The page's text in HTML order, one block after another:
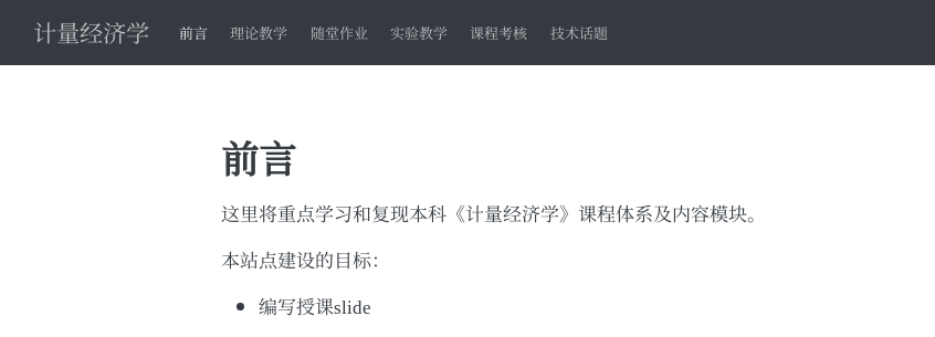
计量经济学 前言 理论教学 随堂作业 实验教学 课程考核 技术话题
前言
这里将重点学习和复现本科《计量经济学》课程体系及内容模块。
本站点建设的目标：
编写授课slide